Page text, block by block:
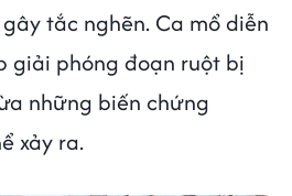
tắc nghẽn. Ca mổ diễn
giải phóng đoạn ruột bị
những biến chứng
xảy ra.